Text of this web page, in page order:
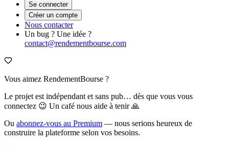
Se connecter
Créer un compte
Nous contacter
Un bug ? Une idée ?
contact@rendementbourse.com
Vous aimez RendementBourse ?
Le projet est indépendant et sans pub… dès que vous vous
connectez 😉 Un café nous aide à tenir 🙏
Ou abonnez-vous au Premium — nous serions heureux de
construire la plateforme selon vos besoins.